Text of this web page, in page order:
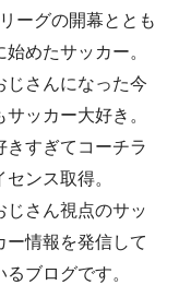
ーグの開幕ととも
始めたサッカー。
じさんになった今
サッカー大好き。
きすぎてコーチラ
センス取得。
じさん視点のサッ
ー情報を発信して
るブログです。